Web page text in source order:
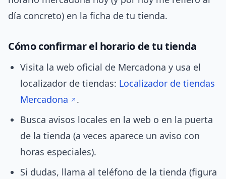
día concreto) en la ficha de tu tienda.
Cómo confirmar el horario de tu tienda
Visita la web oficial de Mercadona y usa el
localizador de tiendas: Localizador de tiendas
Mercadona
.
Busca avisos locales en la web o en la puerta
de la tienda (a veces aparece un aviso con
horas especiales).
Si dudas, llama al teléfono de la tienda (figura